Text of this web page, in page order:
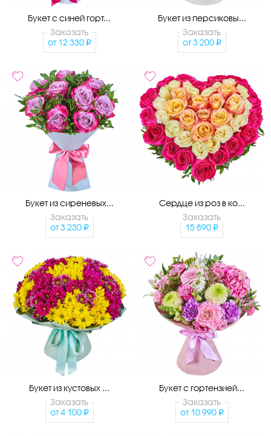
Букет с синей горт...
Заказать
от 12 330
Букет из персиковы...
Заказать
от 3 200
Букет из сиреневых...
Заказать
от 3 230
Сердце из роз в ко...
Заказать
15 890
Букет из кустовых ...
Заказать
от 4 100
Букет с гортензией...
Заказать
от 10 990